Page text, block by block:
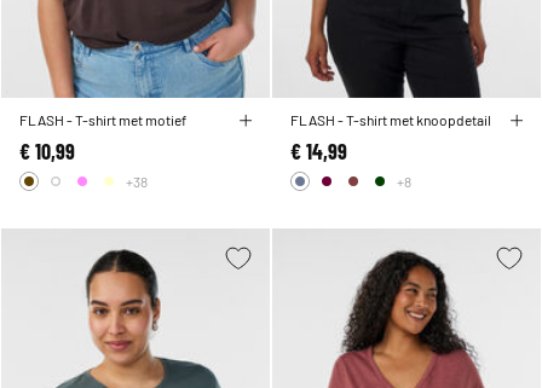
FLASH - T-shirt met motief
€ 10,99
+38
FLASH - T-shirt met knoopdetail
€ 14,99
+8